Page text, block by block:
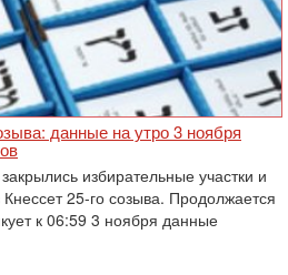
данные на утро 3 ноября
избирательные участки и
25-го созыва. Продолжается
к 06:59 3 ноября данные